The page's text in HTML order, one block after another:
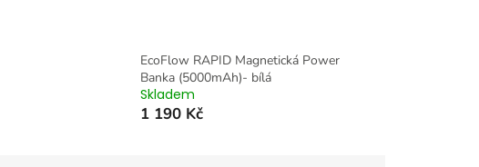
EcoFlow RAPID Magnetická Power
Banka (5000mAh)- bílá
Skladem
1 190 Kč